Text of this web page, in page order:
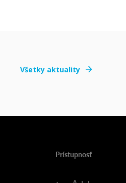
Všetky aktuality
Prístupnosť